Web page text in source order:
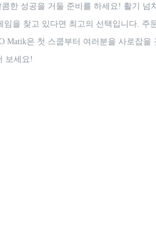
한 성공을 거둘 준비를 하세요! 활기 넘
을 찾고 있다면 최고의 선택입니다. 주
은 첫 스쿱부터 여러분을 사로잡
보세요!